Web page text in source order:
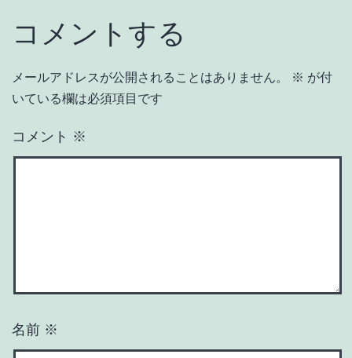
コメントする
メールアドレスが公開されることはありません。 ※ が付
いている欄は必須項目です
コメント ※
名前 ※